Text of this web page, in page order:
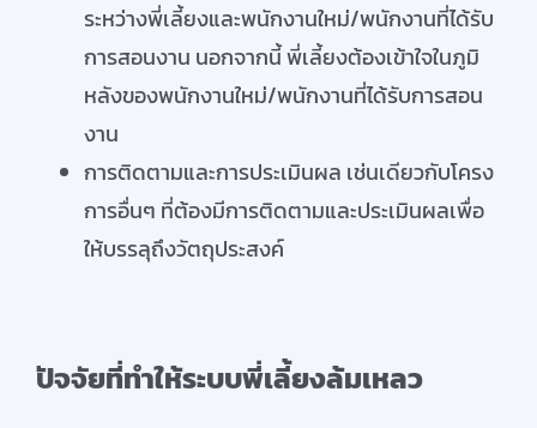
ระหว่างพี่เลี้ยงและพนักงานใหม่/พนักงานที่ได้รับ
การสอนงาน นอกจากนี้ พี่เลี้ยงต้องเข้าใจในภูมิ
หลังของพนักงานใหม่/พนักงานที่ได้รับการสอน
งาน
การติดตามและการประเมินผล เช่นเดียวกับโครง
การอื่นๆ ที่ต้องมีการติดตามและประเมินผลเพื่อ
ให้บรรลุถึงวัตถุประสงค์
ปัจจัยที่ทำให้ระบบพี่เลี้ยงล้มเหลว